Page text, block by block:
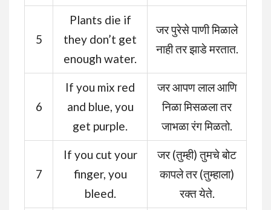
5
Plants die if
they don’t get
enough water.
जर पुरेसे पाणी मिळाले
नाही तर झाडे मरतात.
6
If you mix red
and blue, you
get purple.
जर आपण लाल आणि
निळा मिसळला तर
जाभळा रंग मिळतो.
7
If you cut your
finger, you
bleed.
जर (तुम्ही) तुमचे बोट
कापले तर (तुम्हाला)
रक्त येते.